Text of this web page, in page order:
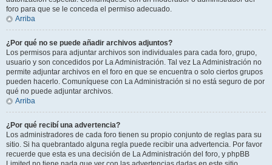
foro para que se le conceda el permiso adecuado.
Arriba
¿Por qué no se puede añadir archivos adjuntos?
Los permisos para adjuntar archivos son individuales para cada foro, grupo,
usuario y son concedidos por La Administración. Tal vez La Administración no
permite adjuntar archivos en el foro en que se encuentra o solo ciertos grupos
pueden hacerlo. Comuníquese con La Administración si no está seguro de por
qué no puede adjuntar archivos.
Arriba
¿Por qué recibí una advertencia?
Los administradores de cada foro tienen su propio conjunto de reglas para su
sitio. Si ha quebrantado alguna regla puede recibir una advertencia. Por favor
recuerde que esta es una decisión de La Administración del foro, y phpBB